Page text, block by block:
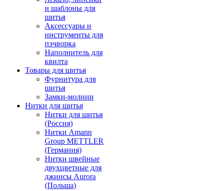
и шаблоны для
шитья
Аксессуары и
инструменты для
пэчворка
Наполнитель для
квилта
Товары для шитья
Фурнитура для
шитья
Замки-молнии
Нитки для шитья
Нитки для шитья
(Россия)
Нитки Amann
Group METTLER
(Германия)
Нитки швейные
двухцветные для
джинсы Aurora
(Польша)